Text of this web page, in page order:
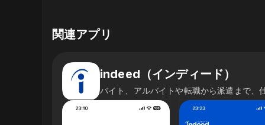
関連アプリ
indeed（インディード）
バイト、アルバイトや転職から派遣まで、